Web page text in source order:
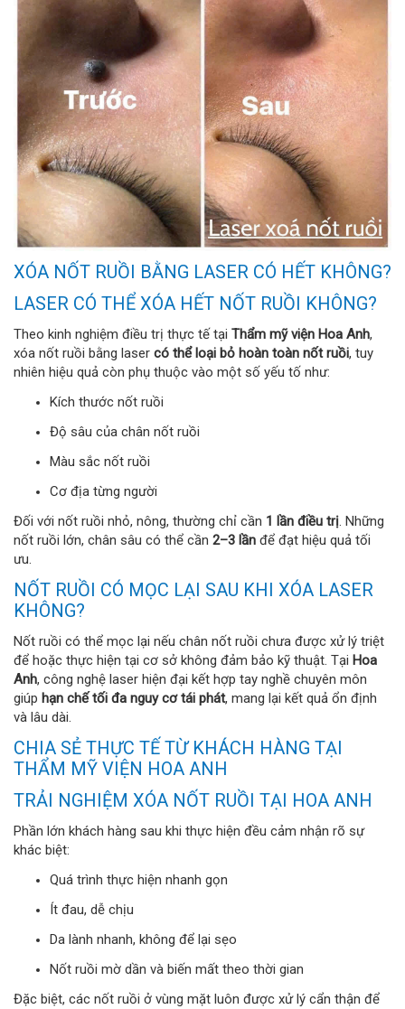
XÓA NỐT RUỒI BẰNG LASER CÓ HẾT KHÔNG?
LASER CÓ THỂ XÓA HẾT NỐT RUỒI KHÔNG?
Theo kinh nghiệm điều trị thực tế tại Thẩm mỹ viện Hoa Anh,
xóa nốt ruồi bằng laser có thể loại bỏ hoàn toàn nốt ruồi, tuy
nhiên hiệu quả còn phụ thuộc vào một số yếu tố như:
Kích thước nốt ruồi
Độ sâu của chân nốt ruồi
Màu sắc nốt ruồi
Cơ địa từng người
Đối với nốt ruồi nhỏ, nông, thường chỉ cần 1 lần điều trị. Những
nốt ruồi lớn, chân sâu có thể cần 2–3 lần để đạt hiệu quả tối
ưu.
NỐT RUỒI CÓ MỌC LẠI SAU KHI XÓA LASER
KHÔNG?
Nốt ruồi có thể mọc lại nếu chân nốt ruồi chưa được xử lý triệt
để hoặc thực hiện tại cơ sở không đảm bảo kỹ thuật. Tại Hoa
Anh, công nghệ laser hiện đại kết hợp tay nghề chuyên môn
giúp hạn chế tối đa nguy cơ tái phát, mang lại kết quả ổn định
và lâu dài.
CHIA SẺ THỰC TẾ TỪ KHÁCH HÀNG TẠI
THẨM MỸ VIỆN HOA ANH
TRẢI NGHIỆM XÓA NỐT RUỒI TẠI HOA ANH
Phần lớn khách hàng sau khi thực hiện đều cảm nhận rõ sự
khác biệt:
Quá trình thực hiện nhanh gọn
Ít đau, dễ chịu
Da lành nhanh, không để lại sẹo
Nốt ruồi mờ dần và biến mất theo thời gian
Đặc biệt, các nốt ruồi ở vùng mặt luôn được xử lý cẩn thận để